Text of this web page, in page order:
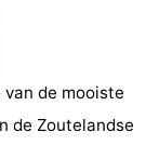
de mooiste
de Zoutelandse